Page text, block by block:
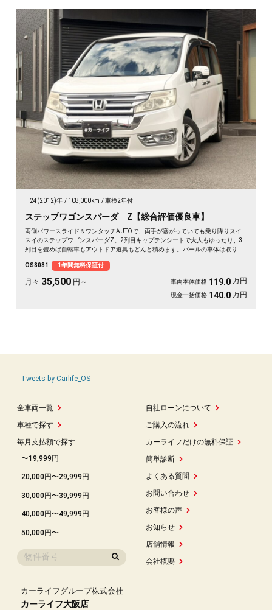
H24(2012)年 108,000km 車検2年付
ステップワゴンスパーダ Z【総合評価優良車】
両側パワースライド＆ワンタッチAUTOで、両手が塞がっていても乗り降りスイ
スイのステップワゴンスパーダZ。2列目キャプテンシートで大人もゆったり、3
列目を畳めば自転車もアウトドア道具もどんと積めます。パールの車体は取り回
しっかり残せて安心。天井のフリップダウンモニターで長距離も退屈知らず。毎
日の相棒にぴったりの一台です🚗✨💺🙌😊《1年保証付》
OS8081 1年間無料保証付
月々 35,500 円～ 車両本体価格 119.0 万円
現金一括価格 140.0 万円
全車両一覧
車種で探す
毎月支払額で探す
〜19,999円
20,000円〜29,999円
30,000円〜39,999円
40,000円〜49,999円
50,000円〜
自社ローンについて
ご購入の流れ
カーライフだけの無料保証
簡単診断
よくある質問
お問い合わせ
お客様の声
お知らせ
店舗情報
会社概要
Tweets by Carlife_OS
カーライフグループ株式会社
カーライフ大阪店